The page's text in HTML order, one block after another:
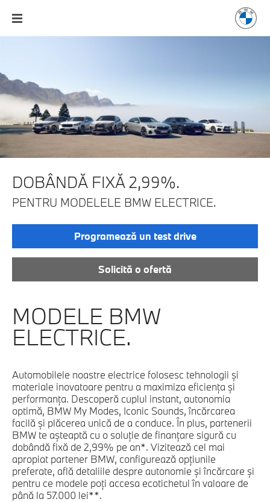
DOBÂNDĂ FIXĂ 2,99%.
PENTRU MODELELE BMW ELECTRICE.
Programează un test drive
Solicită o ofertă
MODELE BMW
ELECTRICE.
Automobilele noastre electrice folosesc tehnologii şi
materiale inovatoare pentru a maximiza eficienţa şi
performanţa. Descoperă cuplul instant, autonomia
optimă, BMW My Modes, Iconic Sounds, încărcarea
facilă şi plăcerea unică de a conduce. În plus, partenerii
BMW te aşteaptă cu o soluţie de finanţare sigură cu
dobândă fixă de 2,99% pe an*. Vizitează cel mai
apropiat partener BMW, configurează opţiunile
preferate, află detaliile despre autonomie şi încărcare şi
pentru ce modele poţi accesa ecotichetul în valoare de
până la 57.000 lei**.